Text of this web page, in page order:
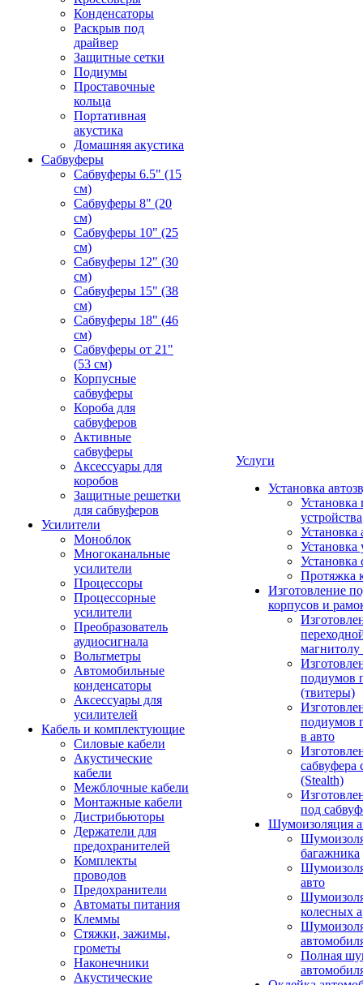
Конденсаторы
Раскрыв под
драйвер
Защитные сетки
Подиумы
Проставочные
кольца
Портативная
акустика
Домашняя акустика
Сабвуферы
Сабвуферы 6.5" (15
см)
Сабвуферы 8" (20
см)
Сабвуферы 10" (25
см)
Сабвуферы 12" (30
см)
Сабвуферы 15" (38
см)
Сабвуферы 18" (46
см)
Сабвуферы от 21"
(53 см)
Корпусные
сабвуферы
Короба для
сабвуферов
Активные
сабвуферы
Аксессуары для
коробов
Защитные решетки
для сабвуферов
Усилители
Моноблок
Многоканальные
усилители
Процессоры
Процессорные
усилители
Преобразователь
аудиосигнала
Вольтметры
Автомобильные
конденсаторы
Аксессуары для
усилителей
Кабель и комплектующие
Силовые кабели
Акустические
кабели
Межблочные кабели
Монтажные кабели
Дистрибьюторы
Держатели для
предохранителей
Комплекты
проводов
Предохранители
Автоматы питания
Клеммы
Стяжки, зажимы,
грометы
Наконечники
Акустические
Услуги
Установка
Установка
устройства
Установка
Установка
Установка
Протяжка
Изготовление
корпусов и
подиумов
(твитеры)
подиумов
в авто
сабвуфера
(Stealth)
под
Шумоизоляция
багажника
авто
колесных
Полная